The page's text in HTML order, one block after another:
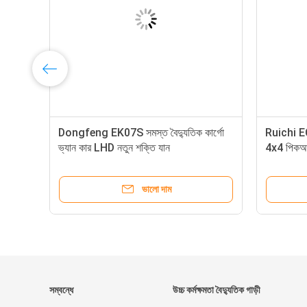
Dongfeng EK07S সমস্ত বৈদ্যুতিক কার্গো
ভ্যান কার LHD নতুন শক্তি যান
ভালো দাম
Ruichi
4x4
সম্বন্ধে উচ্চ কর্মক্ষমতা বৈদ্যুতিক গাড়ী